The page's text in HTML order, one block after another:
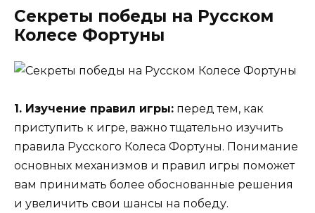
Секреты победы на Русском
Колесе Фортуны
1. Изучение правил игры: перед тем, как
приступить к игре, важно тщательно изучить
правила Русского Колеса Фортуны. Понимание
основных механизмов и правил игры поможет
вам принимать более обоснованные решения
и увеличить свои шансы на победу.